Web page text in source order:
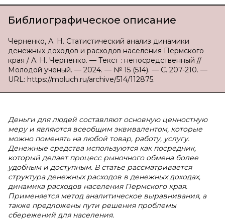
Библиографическое описание
Черненко, А. Н. Статистический анализ динамики
денежных доходов и расходов населения Пермского
края / А. Н. Черненко. — Текст : непосредственный //
Молодой ученый. — 2024. — № 15 (514). — С. 207-210. —
URL: https://moluch.ru/archive/514/112875.
Деньги для людей составляют основную ценностную
меру и являются всеобщим эквивалентом, которые
можно поменять на любой товар, работу, услугу.
Денежные средства используются как посредник,
который делает процесс рыночного обмена более
удобным и доступным. В статье рассматривается
структура денежных расходов в денежных доходах,
динамика расходов населения Пермского края.
Применяется метод аналитическое выравнивания, а
также предложены пути решения проблемы
сбережений для населения.